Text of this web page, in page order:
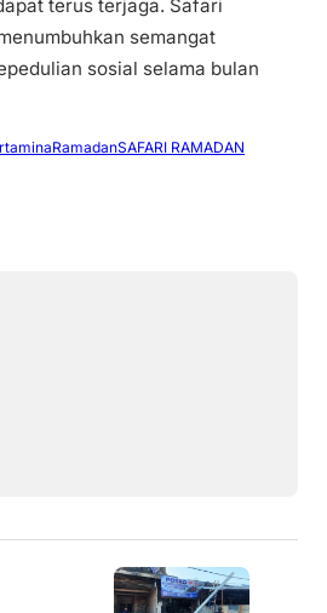
terus terjaga. Safari
semangat
sosial selama bulan
RamadanSAFARI RAMADAN